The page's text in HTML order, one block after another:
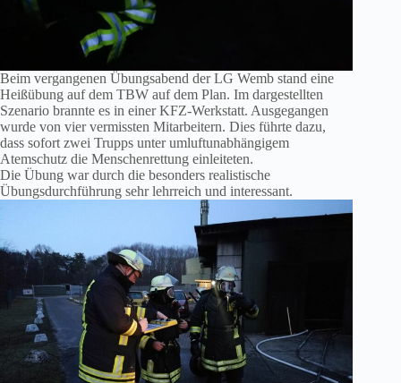
Beim vergangenen Übungsabend der LG Wemb stand eine
Heißübung auf dem TBW auf dem Plan. Im dargestellten
Szenario brannte es in einer KFZ-Werkstatt. Ausgegangen
wurde von vier vermissten Mitarbeitern. Dies führte dazu,
dass sofort zwei Trupps unter umluftunabhängigem
Atemschutz die Menschenrettung einleiteten.
Die Übung war durch die besonders realistische
Übungsdurchführung sehr lehrreich und interessant.